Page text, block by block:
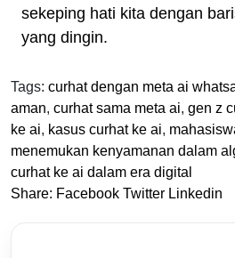
sekeping hati kita dengan
yang dingin.
Tags: curhat dengan meta ai
aman, curhat sama meta ai, gen z
ke ai, kasus curhat ke ai,
menemukan kenyamanan dalam
curhat ke ai dalam era digital
Share: Facebook Twitter Linkedin